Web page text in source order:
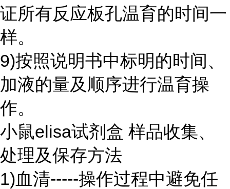
证所有反应板孔温育的时间一
样。
9)按照说明书中标明的时间、
加液的量及顺序进行温育操
作。
小鼠elisa试剂盒 样品收集、
处理及保存方法
1)血清-----操作过程中避免任